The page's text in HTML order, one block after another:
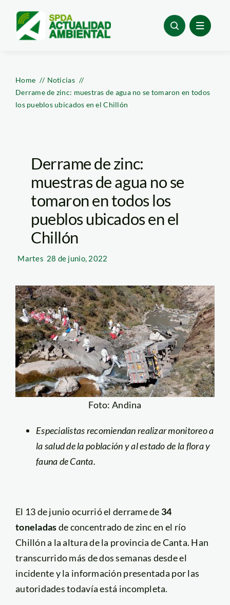
content
Home
Noticias
Derrame de zinc: muestras de agua no se tomaron en todos
los pueblos ubicados en el Chillón
Derrame de zinc:
muestras de agua no se
tomaron en todos los
pueblos ubicados en el
Chillón
Martes 28 de junio, 2022
Foto: Andina
Especialistas recomiendan realizar monitoreo a
la salud de la población y al estado de la flora y
fauna de Canta.
El 13 de junio ocurrió el derrame de 34
toneladasde concentrado de zinc en el río
Chillón a la altura de la provincia de Canta. Han
transcurrido más de dos semanas desde el
incidente y la información presentada por las
autoridades todavía está incompleta.